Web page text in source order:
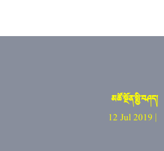
མཚོ་སྔོན་སྤྱི་བཤད།
12 Jul 2019 |